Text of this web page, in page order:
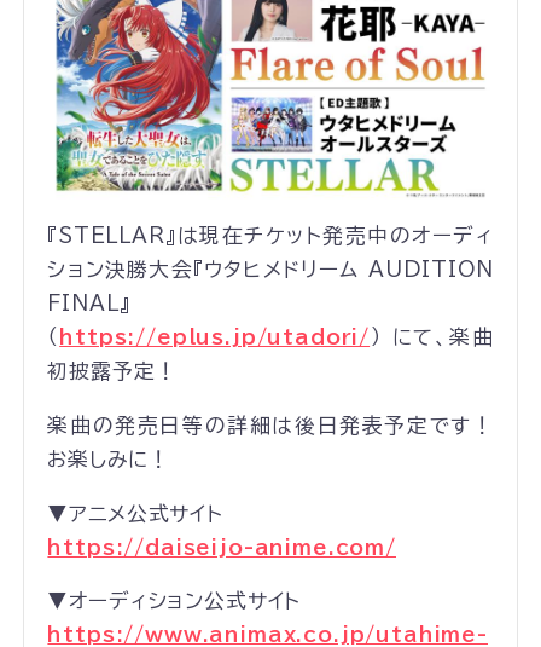
『STELLAR』は現在チケット発売中のオーディ
ション決勝大会『ウタヒメドリーム AUDITION
FINAL』
（ https://eplus.jp/utadori/ ） にて、楽曲
初披露予定！
楽曲の発売日等の詳細は後日発表予定です！
お楽しみに！
▼アニメ公式サイト
https://daiseijo-anime.com/
▼オーディション公式サイト
https://www.animax.co.jp/utahime-